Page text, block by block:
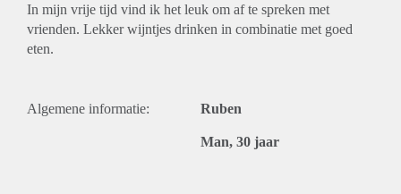
In mijn vrije tijd vind ik het leuk om af te spreken met
vrienden. Lekker wijntjes drinken in combinatie met goed
eten.
Algemene informatie: Ruben
Man, 30 jaar